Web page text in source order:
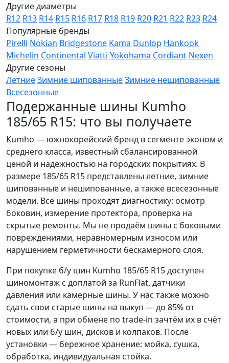
Другие диаметры
R12 R13 R14 R15 R16 R17 R18 R19 R20 R21 R22 R23 R24
Популярные бренды
Pirelli Nokian Bridgestone Kama Dunlop Hankook
Michelin Continental Viatti Yokohama Cordiant Nexen
Другие сезоны
ЛетниеЗимние шипованныеЗимние нешипованные
Всесезонные
Подержанные шины Kumho
185/65 R15: что вы получаете
Kumho — южнокорейский бренд в сегменте эконом и
среднего класса, известный сбалансированной
ценой и надёжностью на городских покрытиях. В
размере 185/65 R15 представлены летние, зимние
шипованные и нешипованные, а также всесезонные
модели. Все шины проходят диагностику: осмотр
боковин, измерение протектора, проверка на
скрытые ремонты. Мы не продаём шины с боковыми
повреждениями, неравномерным износом или
нарушением герметичности бескамерного слоя.
При покупке б/у шин Kumho 185/65 R15 доступен
шиномонтаж с доплатой за RunFlat, датчики
давления или камерные шины. У нас также можно
сдать свои старые шины на выкуп — до 85% от
стоимости, а при обмене по trade-in зачтём их в счёт
новых или б/у шин, дисков и колпаков. После
установки — бережное хранение: мойка, сушка,
обработка, индивидуальная стойка.